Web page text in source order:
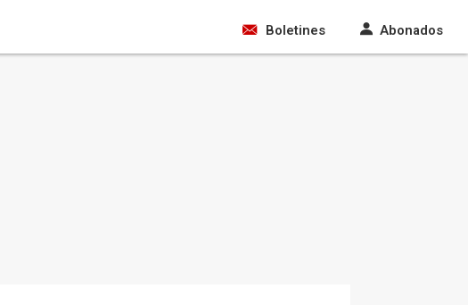
Boletines Abonados